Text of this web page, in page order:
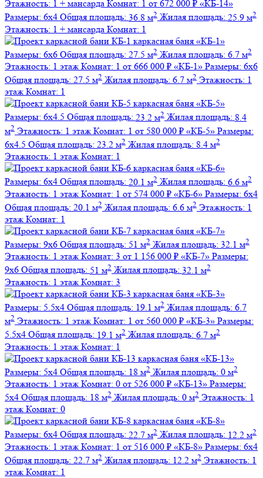
Этажность: 1 + мансарда Комнат: 1 от 672 000 ₽ «КБ-14»
Размеры: 6х4 Общая площадь: 36.8 м2 Жилая площадь: 25.9 м2
Этажность: 1 + мансарда Комнат: 1
каркасная баня «КБ-1»
Размеры: 6х6 Общая площадь: 27.5 м2 Жилая площадь: 6.7 м2
Этажность: 1 этаж Комнат: 1 от 666 000 ₽ «КБ-1» Размеры: 6х6
Общая площадь: 27.5 м2 Жилая площадь: 6.7 м2 Этажность: 1
этаж Комнат: 1
каркасная баня «КБ-5»
Размеры: 6х4.5 Общая площадь: 23.2 м2 Жилая площадь: 8.4
м2 Этажность: 1 этаж Комнат: 1 от 580 000 ₽ «КБ-5» Размеры:
6х4.5 Общая площадь: 23.2 м2 Жилая площадь: 8.4 м2
Этажность: 1 этаж Комнат: 1
каркасная баня «КБ-6»
Размеры: 6х4 Общая площадь: 20.1 м2 Жилая площадь: 6.6 м2
Этажность: 1 этаж Комнат: 1 от 574 000 ₽ «КБ-6» Размеры: 6х4
Общая площадь: 20.1 м2 Жилая площадь: 6.6 м2 Этажность: 1
этаж Комнат: 1
каркасная баня «КБ-7»
Размеры: 9х6 Общая площадь: 51 м2 Жилая площадь: 32.1 м2
Этажность: 1 этаж Комнат: 3 от 1 156 000 ₽ «КБ-7» Размеры:
9х6 Общая площадь: 51 м2 Жилая площадь: 32.1 м2
Этажность: 1 этаж Комнат: 3
каркасная баня «КБ-3»
Размеры: 5.5х4 Общая площадь: 19.1 м2 Жилая площадь: 6.7
м2 Этажность: 1 этаж Комнат: 1 от 560 000 ₽ «КБ-3» Размеры:
5.5х4 Общая площадь: 19.1 м2 Жилая площадь: 6.7 м2
Этажность: 1 этаж Комнат: 1
каркасная баня «КБ-13»
Размеры: 5х4 Общая площадь: 18 м2 Жилая площадь: 0 м2
Этажность: 1 этаж Комнат: 0 от 526 000 ₽ «КБ-13» Размеры:
5х4 Общая площадь: 18 м2 Жилая площадь: 0 м2 Этажность: 1
этаж Комнат: 0
каркасная баня «КБ-8»
Размеры: 6х4 Общая площадь: 22.7 м2 Жилая площадь: 12.2 м2
Этажность: 1 этаж Комнат: 1 от 516 000 ₽ «КБ-8» Размеры: 6х4
Общая площадь: 22.7 м2 Жилая площадь: 12.2 м2 Этажность: 1
этаж Комнат: 1